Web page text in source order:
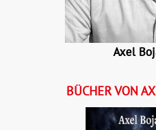
Axel
BÜCHER VON